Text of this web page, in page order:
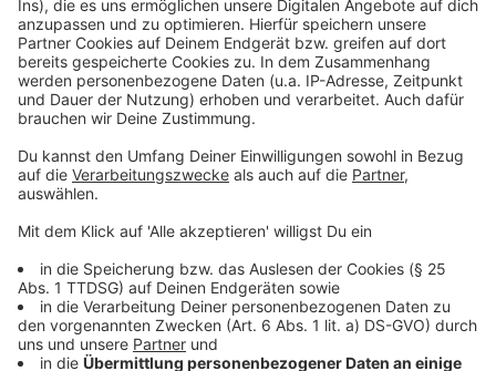
Historischen Rathaus in Münster sprachen unter
anderem Kiews Bürgermeister Vitali Klitschko und
Bundesverteidigungsminister Boris Pistorius.
Anzeige
Schuldenbremse: Ja oder Nein?
Anzeige
Steinbrück findet es richtig, dass die zukünftige
Bundesregierung jetzt schon plane, Milliarden Summen
zu investieren und dementsprechend Schulden